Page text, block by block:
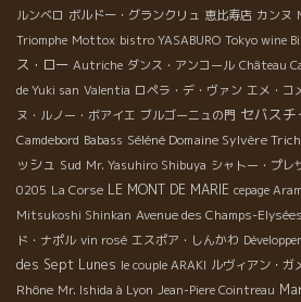
ルンベロ ボルドー・グランクリュ 恵比寿店 カンヌ
Triomphe Mottox bistro YASABURO Tokyo wine
ス・ロー Autriche ダンス・アンコール Château
de Yuki san Valentia ロペラ・デ・ヴァン エメ・コ
ヌ・ルノー・ボアイエ ブルゴーニュの門 セバス
Camdebord Babass Séléné Domaine Sylvère
ッシュ Sud Mr. Yasuhiro Shibuya シャトー・プレ
0205 La Corse LE MONT DE MARIE cepage
Mitsukoshi Shinkan Avenue des Champs-Elysées
ド・ナポル vin rosé エスポア・しんかわ
des Sept Lunes le couple ARAKI ルヴィアン・ガ
Rhône Mr. Ishida à Lyon Jean-Piere Cointreau